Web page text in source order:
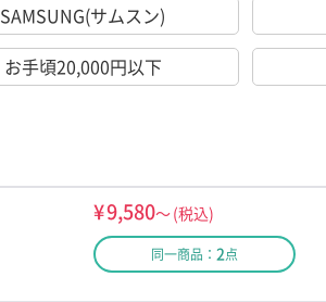
SAMSUNG(サムスン)
お手頃20,000円以下
¥9,580～(税込)
同一商品： 2点